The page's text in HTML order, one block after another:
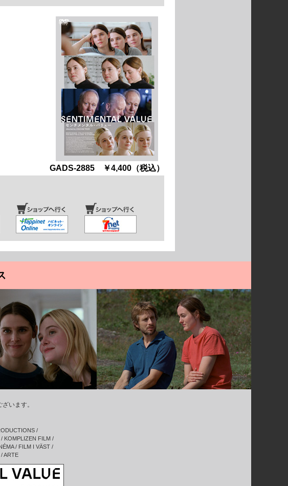
GADS-2885 ￥4,400（税込）
います。
/
/ KOMPLIZEN FILM /
/ FILM I VÄST /
ARTE